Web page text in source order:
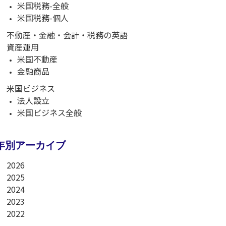
米国税務-全般
米国税務-個人
不動産・金融・会計・税務の英語
資産運用
米国不動産
金融商品
米国ビジネス
法人設立
米国ビジネス全般
別アーカイブ
2026
2025
2024
2023
2022